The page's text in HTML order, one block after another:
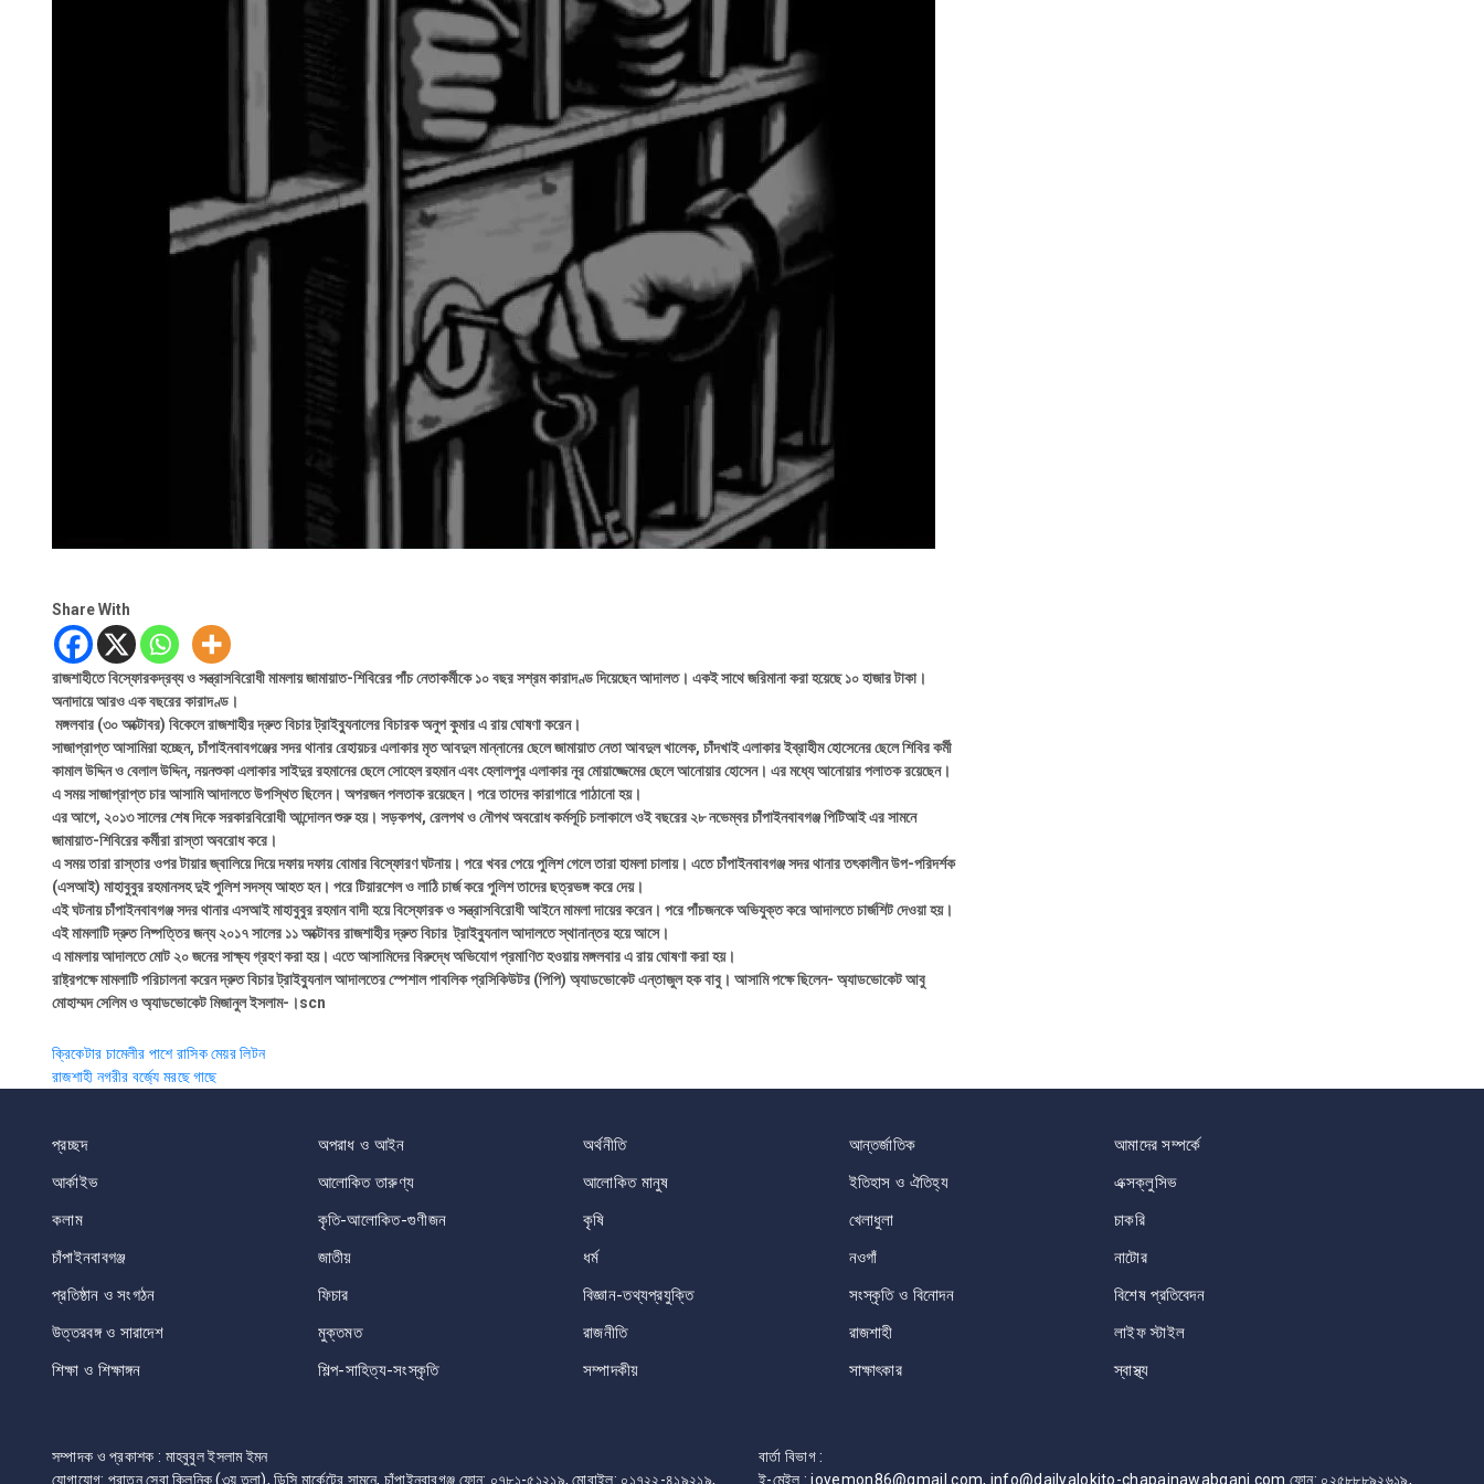
Share With
রাজশাহীতে বিস্ফোরকদ্রব্য ও সন্ত্রাসবিরোধী মামলায় জামায়াত-শিবিরের পাঁচ নেতাকর্মীকে ১০ বছর সশ্রম কারাদণ্ড দিয়েছেন আদালত। একই সাথে জরিমানা করা হয়েছে ১০ হাজার টাকা।
অনাদায়ে আরও এক বছরের কারাদণ্ড।
মঙ্গলবার (৩০ অক্টোবর) বিকেলে রাজশাহীর দ্রুত বিচার ট্রাইব্যুনালের বিচারক অনুপ কুমার এ রায় ঘোষণা করেন।
সাজাপ্রাপ্ত আসামিরা হচ্ছেন, চাঁপাইনবাবগঞ্জের সদর থানার রেহায়চর এলাকার মৃত আবদুল মান্নানের ছেলে জামায়াত নেতা আবদুল খালেক, চাঁদখাই এলাকার ইব্রাহীম হোসেনের ছেলে শিবির কর্মী
কামাল উদ্দিন ও বেলাল উদ্দিন, নয়নশুকা এলাকার সাইদুর রহমানের ছেলে সোহেল রহমান এবং হেলালপুর এলাকার নূর মোয়াজ্জেমের ছেলে আনোয়ার হোসেন। এর মধ্যে আনোয়ার পলাতক রয়েছেন।
এ সময় সাজাপ্রাপ্ত চার আসামি আদালতে উপস্থিত ছিলেন। অপরজন পলতাক রয়েছেন। পরে তাদের কারাগারে পাঠানো হয়।
এর আগে, ২০১৩ সালের শেষ দিকে সরকারবিরোধী আন্দোলন শুরু হয়। সড়কপথ, রেলপথ ও নৌপথ অবরোধ কর্মসূচি চলাকালে ওই বছরের ২৮ নভেম্বর চাঁপাইনবাবগঞ্জ পিটিআই এর সামনে
জামায়াত-শিবিরের কর্মীরা রাস্তা অবরোধ করে।
এ সময় তারা রাস্তার ওপর টায়ার জ্বালিয়ে দিয়ে দফায় দফায় বোমার বিস্ফোরণ ঘটনায়। পরে খবর পেয়ে পুলিশ গেলে তারা হামলা চালায়। এতে চাঁপাইনবাবগঞ্জ সদর থানার তৎকালীন উপ-পরিদর্শক
(এসআই) মাহাবুবুর রহমানসহ দুই পুলিশ সদস্য আহত হন। পরে টিয়ারশেল ও লাঠি চার্জ করে পুলিশ তাদের ছত্রভঙ্গ করে দেয়।
এই ঘটনায় চাঁপাইনবাবগঞ্জ সদর থানার এসআই মাহাবুবুর রহমান বাদী হয়ে বিস্ফোরক ও সন্ত্রাসবিরোধী আইনে মামলা দায়ের করেন। পরে পাঁচজনকে অভিযুক্ত করে আদালতে চার্জশিট দেওয়া হয়।
এই মামলাটি দ্রুত নিষ্পত্তির জন্য ২০১৭ সালের ১১ অক্টোবর রাজশাহীর দ্রুত বিচার ট্রাইব্যুনাল আদালতে স্থানান্তর হয়ে আসে।
এ মামলায় আদালতে মোট ২০ জনের সাক্ষ্য গ্রহণ করা হয়। এতে আসামিদের বিরুদ্ধে অভিযোগ প্রমাণিত হওয়ায় মঙ্গলবার এ রায় ঘোষণা করা হয়।
রাষ্ট্রপক্ষে মামলাটি পরিচালনা করেন দ্রুত বিচার ট্রাইব্যুনাল আদালতের স্পেশাল পাবলিক প্রসিকিউটর (পিপি) অ্যাডভোকেট এন্তাজুল হক বাবু। আসামি পক্ষে ছিলেন- অ্যাডভোকেট আবু
মোহাম্মদ সেলিম ও অ্যাডভোকেট মিজানুল ইসলাম-।scn
Post
navigation
ক্রিকেটার চামেলীর পাশে রাসিক মেয়র লিটন
রাজশাহী নগরীর বর্জ্যে মরছে গাছে
প্রচ্ছদ অপরাধ ও আইন অর্থনীতি আন্তর্জাতিক
আমাদের সম্পর্কে
আর্কাইভ
আলোকিত তারুণ্য আলোকিত মানুষ ইতিহাস ও ঐতিহ্য
এক্সক্লুসিভ
কলাম
কৃতি-আলোকিত-গুণীজন কৃষি খেলাধুলা
চাকরি
চাঁপাইনবাবগঞ্জ
জাতীয় ধর্ম নওগাঁ
নাটোর
প্রতিষ্ঠান ও সংগঠন
ফিচার বিজ্ঞান-তথ্যপ্রযুক্তি সংস্কৃতি ও বিনোদন
বিশেষ প্রতিবেদন
উত্তরবঙ্গ ও সারাদেশ
মুক্তমত রাজনীতি রাজশাহী
লাইফ স্টাইল
শিক্ষা ও শিক্ষাঙ্গন
শিল্প-সাহিত্য-সংস্কৃতি সম্পাদকীয় সাক্ষাৎকার স্বাস্থ্য
সম্পাদক ও প্রকাশক : মাহবুবুল ইসলাম ইমন
যোগাযোগ: পুরাতন সেবা ক্লিনিক (৩য় তলা), ডিসি মার্কেটের সামনে, চাঁপাইনবাবগঞ্জ ফোন: ০৭৮১-৫১২১৯, মোবাইল: ০১৭২২-৪১৯২১৯,
বার্তা বিভাগ :
ই-মেইল : joyemon86@gmail.com, info@dailyalokito-chapainawabganj.com ফোন: ০২৫৮৮৮৯২৬১৯,